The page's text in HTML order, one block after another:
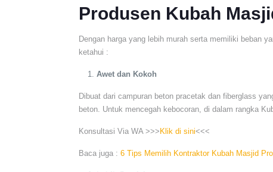
Produsen Kubah
Dengan harga yang lebih murah serta memiliki beban
ketahui :
Awet dan Kokoh
Dibuat dari campuran beton pracetak dan fiberglass
beton. Untuk mencegah kebocoran, di dalam rangka
Konsultasi Via WA >>> Klik di sini<<<
Baca juga :6 Tips Memilih Kontraktor Kubah Masjid